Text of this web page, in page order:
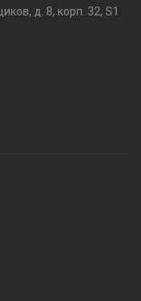
д. 8, корп. 32, S1